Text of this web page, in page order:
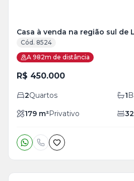
Casa à venda na região sul de
Cód. 8524
A 982m de distância
R$ 450.000
2Quartos 1
179 m²Privativo